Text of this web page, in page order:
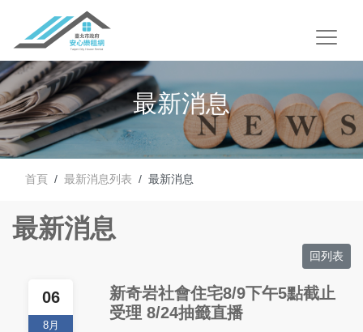
最新消息
首頁 最新消息列表 最新消息
最新消息
回列表
06
8月
新奇岩社會住宅8/9下午5點截止
受理 8/24抽籤直播